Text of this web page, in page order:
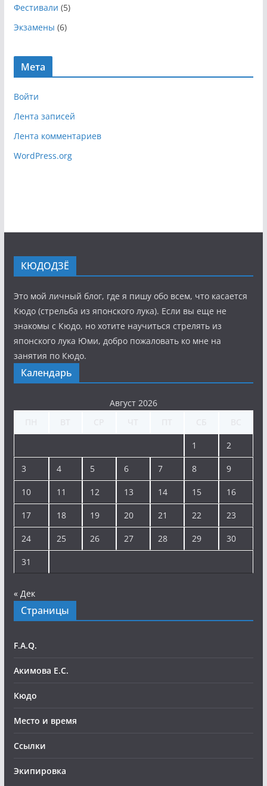
Фестивали (5)
Экзамены (6)
Мета
Войти
Лента записей
Лента комментариев
WordPress.org
КЮДОДЗЁ
Это мой личный блог, где я пишу обо всем, что касается
Кюдо (стрельба из японского лука). Если вы еще не
знакомы с Кюдо, но хотите научиться стрелять из
японского лука Юми, добро пожаловать ко мне на
занятия по Кюдо.
Календарь
Август 2026
1 2
3 4 5 6 7 8 9
10 11 12 13 14 15 16
17 18 19 20 21 22 23
24 25 26 27 28 29 30
31
« Дек
Страницы
F.A.Q.
Акимова Е.С.
Кюдо
Место и время
Ссылки
Экипировка